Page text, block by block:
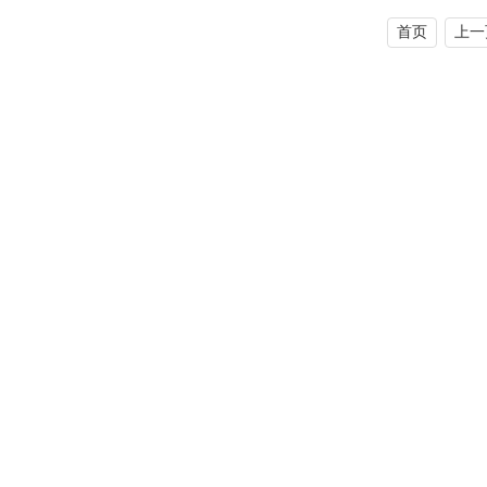
首页 上一